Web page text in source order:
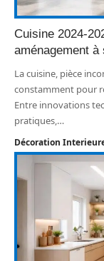
Cuisine 2024-
aménagement à
La cuisine, pièce
constamment pour
Entre innovations
pratiques,…
Décoration